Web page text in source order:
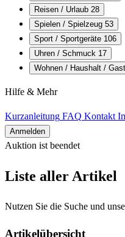
Reisen / Urlaub 28
Spielen / Spielzeug 53
Sport / Sportgeräte 106
Uhren / Schmuck 17
Wohnen / Haushalt /
Hilfe & Mehr
Kurzanleitung FAQ Kontakt
Anmelden
Auktion ist beendet
Alle Artikel
Liste aller Artikel
Nutzen Sie die Suche und
Artikelübersicht